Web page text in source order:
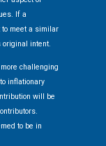
If a
to meet a similar
original intent.
challenging
inflationary
will be
to be in